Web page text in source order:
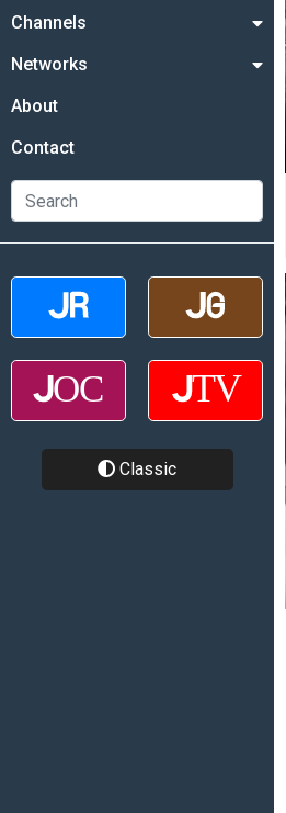
Channels
Networks
About
Contact
Classic